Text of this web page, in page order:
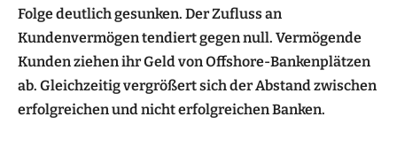
Folge deutlich gesunken. Der Zufluss an
Kundenvermögen tendiert gegen null. Vermögende
Kunden ziehen ihr Geld von Offshore-Bankenplätzen
ab. Gleichzeitig vergrößert sich der Abstand zwischen
erfolgreichen und nicht erfolgreichen Banken.